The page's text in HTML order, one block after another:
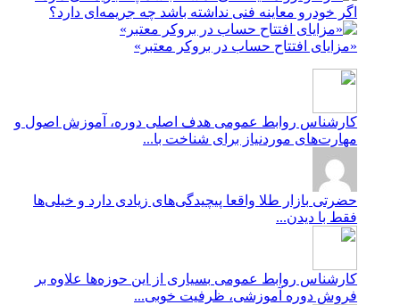
اگر خودرو معاینه فنی نداشته باشد چه جریمه‌ای دارد؟
«مزایای افتتاح حساب در بروکر معتبر»
کارشناس روابط عمومی هدف اصلی دوره، آموزش اصول و
مهارت‌های موردنیاز برای شناخت با...
حضرتی بازار طلا واقعا پیچیدگی‌های زیادی دارد و خیلی‌ها
فقط با دیدن...
کارشناس روابط عمومی بسیاری از این حوزه‌ها علاوه بر
فروش دوره آموزشی، ظرفیت خوبی...